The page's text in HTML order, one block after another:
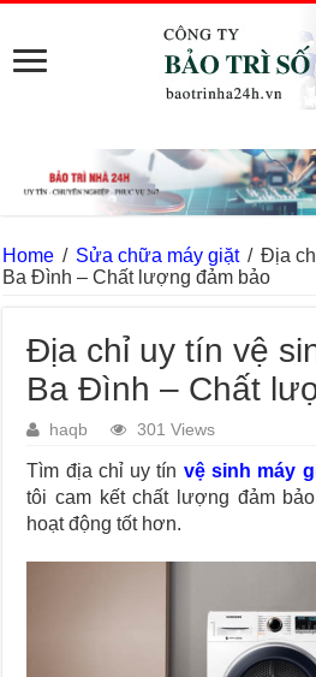
Home / Sửa chữa máy giặt / Địa
Ba Đình – Chất lượng đảm bảo
Địa chỉ uy tín vệ
Ba Đình – Chất
haqb 301 Views
Tìm địa chỉ uy tín vệ sinh máy
tôi cam kết chất lượng đảm
hoạt động tốt hơn.